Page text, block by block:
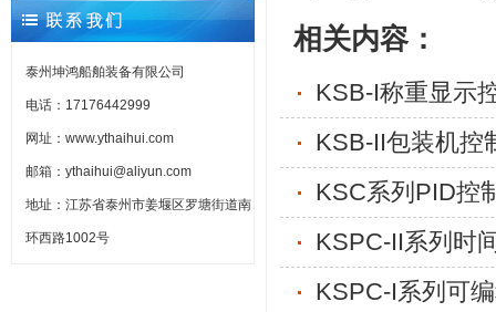
泰州坤鸿船舶装备有限公司
电话：17176442999
网址：www.ythaihui.com
邮箱：ythaihui@aliyun.com
地址：江苏省泰州市姜堰区罗塘街道南
环西路1002号
相关内容：
KSB-I称重显示
KSB-II包装机控
KSC系列PID控
KSPC-II系列时
KSPC-I系列可